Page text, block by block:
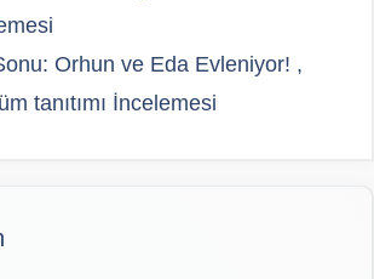
Orhun ve Eda Evleniyor! ,
tanıtımı İncelemesi